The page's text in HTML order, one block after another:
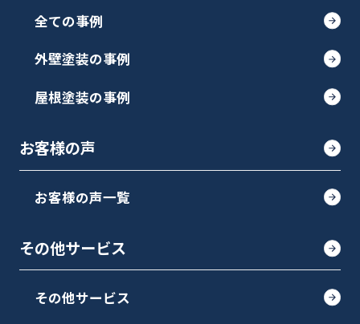
全ての事例
外壁塗装の事例
屋根塗装の事例
お客様の声
お客様の声一覧
その他サービス
その他サービス